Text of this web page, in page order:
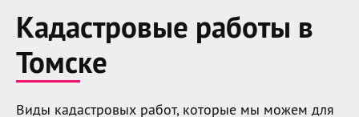
Кадастровые работы в
Томске
Виды кадастровых работ, которые мы можем для